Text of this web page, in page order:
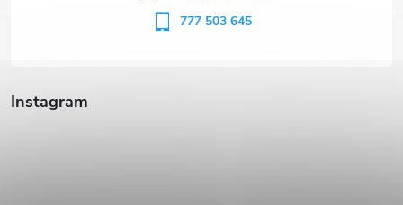
Instagram
777 503 645